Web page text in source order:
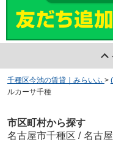
kitchen NAKAKI+(キッチン ナカキプラス)
千種区今池の賃貸｜みらいふ >
ルカーサ千種
市区町村から探す
名古屋市千種区 / 名古